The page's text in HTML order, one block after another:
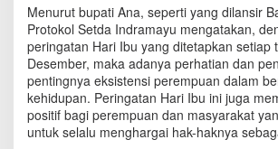
k
a
n
S
K
P
e
n
s
Menurut bupati Ana, seperti yang dilansir
Protokol Setda Indramayu mengatakan,
peringatan Hari Ibu yang ditetapkan setiap
Desember, maka adanya perhatian dan
pentingnya eksistensi perempuan dalam
kehidupan. Peringatan Hari Ibu ini juga
positif bagi perempuan dan masyarakat
untuk selalu menghargai hak-haknya